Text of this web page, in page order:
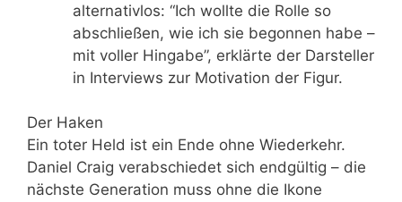
alternativlos: “Ich wollte die Rolle so
abschließen, wie ich sie begonnen habe –
mit voller Hingabe”, erklärte der Darsteller
in Interviews zur Motivation der Figur.
Der Haken
Ein toter Held ist ein Ende ohne Wiederkehr.
Daniel Craig verabschiedet sich endgültig – die
nächste Generation muss ohne die Ikone